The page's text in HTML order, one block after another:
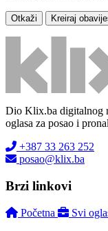
Otkaži Kreiraj
Dio Klix.ba digitalnog
oglasa za posao i
+387 33 263 252
posao@klix.ba
Brzi linkovi
Početna Svi